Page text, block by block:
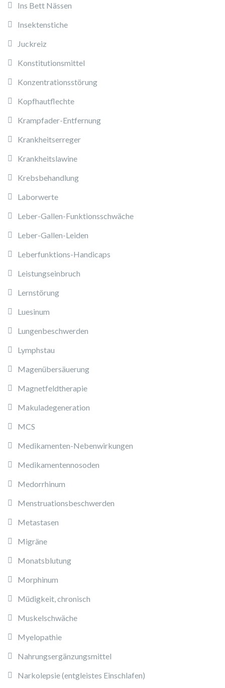
Ins Bett Nässen
Insektenstiche
Juckreiz
Konstitutionsmittel
Konzentrationsstörung
Kopfhautflechte
Krampfader-Entfernung
Krankheitserreger
Krankheitslawine
Krebsbehandlung
Laborwerte
Leber-Gallen-Funktionsschwäche
Leber-Gallen-Leiden
Leberfunktions-Handicaps
Leistungseinbruch
Lernstörung
Luesinum
Lungenbeschwerden
Lymphstau
Magenübersäuerung
Magnetfeldtherapie
Makuladegeneration
MCS
Medikamenten-Nebenwirkungen
Medikamentennosoden
Medorrhinum
Menstruationsbeschwerden
Metastasen
Migräne
Monatsblutung
Morphinum
Müdigkeit, chronisch
Muskelschwäche
Myelopathie
Nahrungsergänzungsmittel
Narkolepsie (entgleistes Einschlafen)